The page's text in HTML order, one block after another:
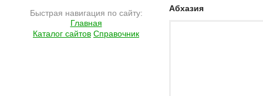
Быстрая навигация по сайту:
Главная
Каталог сайтов Справочник
Абхазия